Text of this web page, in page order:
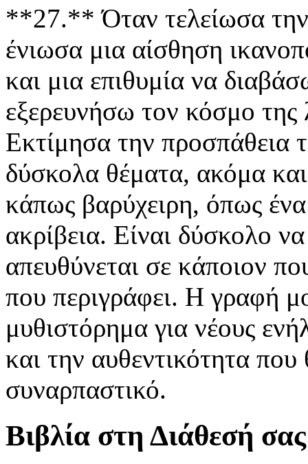
**27.** Όταν τελείωσα
ένιωσα μια αίσθηση
και μια επιθυμία να
εξερευνήσω τον κόσμο της
Εκτίμησα την προσπάθεια
δύσκολα θέματα, ακόμα
κάπως βαρύχειρη, όπως
ακρίβεια. Είναι δύσκολο
απευθύνεται σε κάποιον
που περιγράφει. Η γραφή
μυθιστόρημα για νέους
και την αυθεντικότητα
συναρπαστικό.
Βιβλία στη Διάθεσή